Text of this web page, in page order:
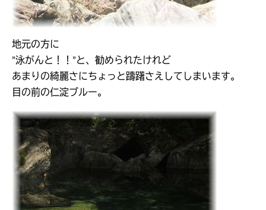
地元の方に
”泳がんと！！”と、勧められたけれど
あまりの綺麗さにちょっと躊躇さえしてしまいます。
目の前の仁淀ブルー。